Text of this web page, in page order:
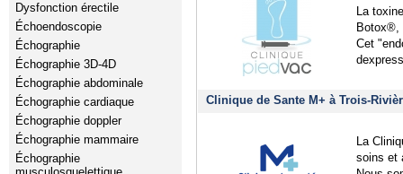
Dysfonction érectile
Échoendoscopie
Échographie
Échographie 3D-4D
Échographie abdominale
Échographie cardiaque
Échographie doppler
Échographie mammaire
Échographie
La
Botox®,
Cet
Clinique de Sante M+ à Trois-
La
soins et